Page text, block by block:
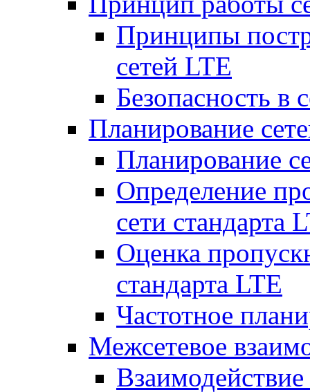
Принципы
сетей LTE
Безопасность в
Планирование
Планирование
Определение
сети стандарта
Оценка
стандарта LTE
Частотное
Межсетевое